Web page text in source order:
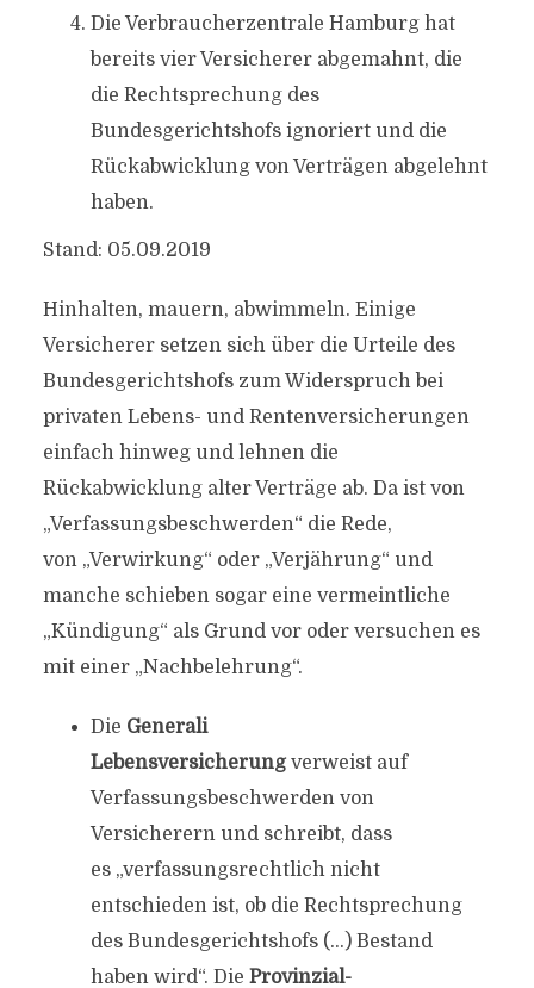
Die Verbraucherzentrale Hamburg hat
bereits vier Versicherer abgemahnt, die
die Rechtsprechung des
Bundesgerichtshofs ignoriert und die
Rückabwicklung von Verträgen abgelehnt
haben.
Stand: 05.09.2019
Hinhalten, mauern, abwimmeln. Einige
Versicherer setzen sich über die Urteile des
Bundesgerichtshofs zum Widerspruch bei
privaten Lebens- und Rentenversicherungen
einfach hinweg und lehnen die
Rückabwicklung alter Verträge ab. Da ist von
„Verfassungsbeschwerden“ die Rede,
von „Verwirkung“ oder „Verjährung“ und
manche schieben sogar eine vermeintliche
„Kündigung“ als Grund vor oder versuchen es
mit einer „Nachbelehrung“.
Die Generali
Lebensversicherungverweist auf
Verfassungsbeschwerden von
Versicherern und schreibt, dass
es „verfassungsrechtlich nicht
entschieden ist, ob die Rechtsprechung
des Bundesgerichtshofs (…) Bestand
haben wird“. Die Provinzial-